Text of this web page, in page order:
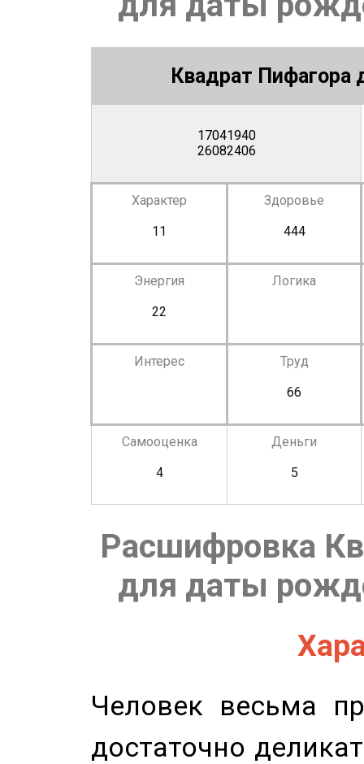
Квадрат Пифагора
17041940
26082406
Характер
11
Здоровье
444
Энергия
22
Логика
Интерес
Труд
66
Самооценка
4
Деньги
5
Расшифровка
для даты
Человек весьма
достаточно